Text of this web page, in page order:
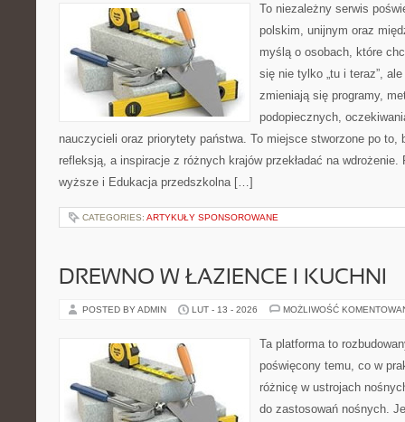
To niezależny serwis
polskim, unijnym oraz
myślą o osobach, które
się nie tylko „tu i teraz”,
zmieniają się programy,
podopiecznych,
nauczycieli oraz priorytety państwa. To miejsce stworzone po to,
refleksją, a inspiracje z różnych krajów przekładać na
wyższe i Edukacja przedszkolna […]
CATEGORIES: ARTYKUŁY SPONSOROWANE
DREWNO W ŁAZIENCE I KUCHNI
POSTED BY ADMIN LUT - 13 - 2026 MOŻLIWOŚĆ
Ta platforma to
poświęcony temu, co w
różnicę w ustrojach
do zastosowań nośnych.